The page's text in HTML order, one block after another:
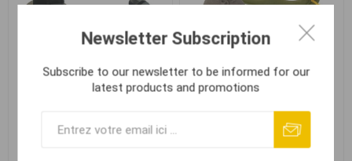
Back Lead padací PB, 75g
Carp Zoom Système Back
€ 4,94
Newsletter Subscription
Subscribe to our newsletter to be informed for our
latest products and promotions